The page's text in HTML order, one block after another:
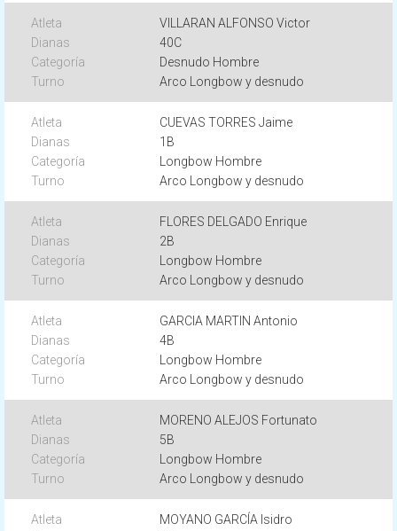
VILLARAN ALFONSO Victor
40C
Desnudo Hombre
Arco Longbow y desnudo
CUEVAS TORRES Jaime
1B
Longbow Hombre
Arco Longbow y desnudo
FLORES DELGADO Enrique
2B
Longbow Hombre
Arco Longbow y desnudo
GARCIA MARTIN Antonio
4B
Longbow Hombre
Arco Longbow y desnudo
MORENO ALEJOS Fortunato
5B
Longbow Hombre
Arco Longbow y desnudo
MOYANO GARCÍA Isidro